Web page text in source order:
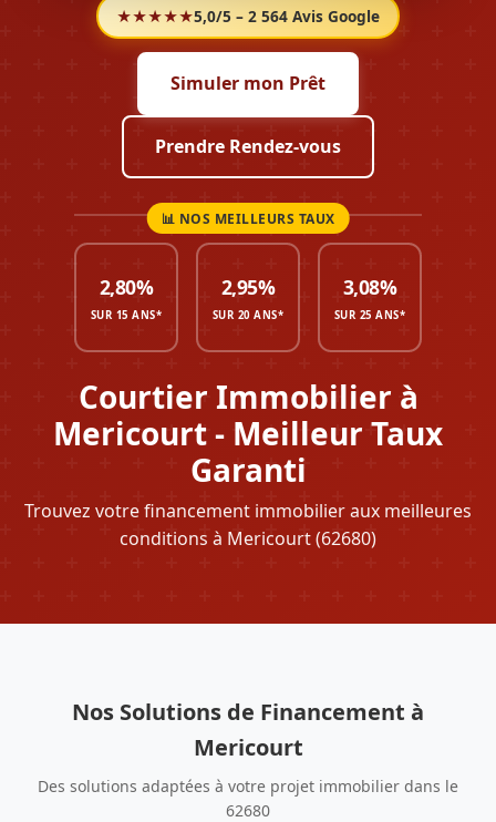
★★★★★5,0/5 – 2 564 Avis Google
Courtier Immobilier à
Mericourt - Meilleur Taux
Garanti
Trouvez votre financement immobilier aux meilleures
conditions à Mericourt (62680)
Simuler mon Prêt
Prendre Rendez-vous
2,80%
SUR 15 ANS*
2,95%
SUR 20 ANS*
3,08%
SUR 25 ANS*
Nos Solutions de Financement à
Mericourt
Des solutions adaptées à votre projet immobilier dans le
62680